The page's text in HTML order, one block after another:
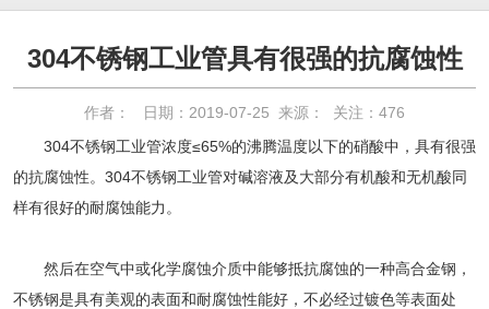
304不锈钢工业管具有很强的抗腐蚀性
作者： 日期：2019-07-25 来源： 关注： 476
304不锈钢工业管浓度≤65%的沸腾温度以下的硝酸中，具有很强
的抗腐蚀性。304不锈钢工业管对碱溶液及大部分有机酸和无机酸同
样有很好的耐腐蚀能力。
然后在空气中或化学腐蚀介质中能够抵抗腐蚀的一种高合金钢，
不锈钢是具有美观的表面和耐腐蚀性能好，不必经过镀色等表面处